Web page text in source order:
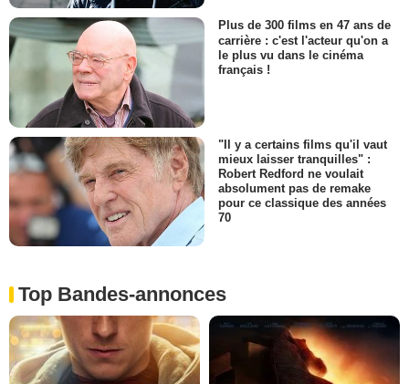
Plus de 300 films en 47 ans de
carrière : c'est l'acteur qu'on a
le plus vu dans le cinéma
français !
"Il y a certains films qu'il vaut
mieux laisser tranquilles" :
Robert Redford ne voulait
absolument pas de remake
pour ce classique des années
70
Top Bandes-annonces